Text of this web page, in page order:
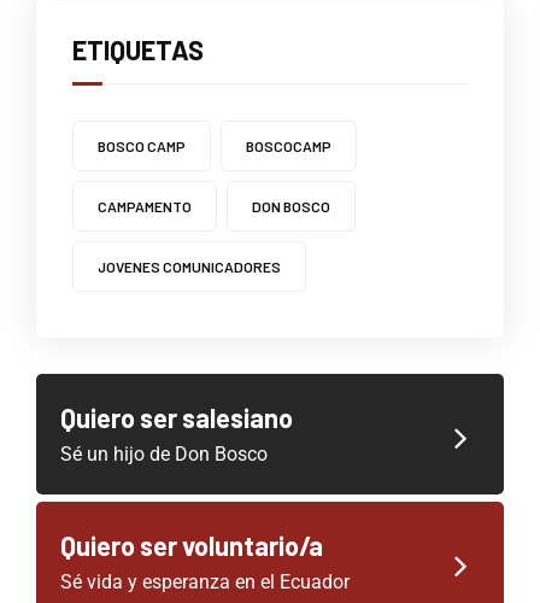
ETIQUETAS
BOSCO CAMP BOSCOCAMP
CAMPAMENTO DON BOSCO
JOVENES COMUNICADORES
Quiero ser salesiano
Sé un hijo de Don Bosco
Quiero ser voluntario/a
Sé vida y esperanza en el Ecuador